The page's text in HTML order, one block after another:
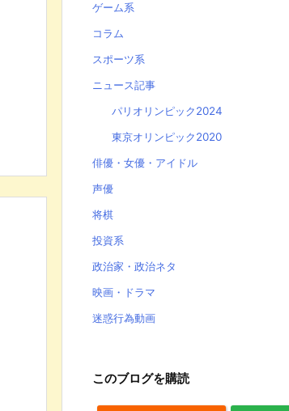
ゲーム系
コラム
スポーツ系
ニュース記事
パリオリンピック2024
東京オリンピック2020
俳優・女優・アイドル
声優
将棋
投資系
政治家・政治ネタ
映画・ドラマ
迷惑行為動画
このブログを購読